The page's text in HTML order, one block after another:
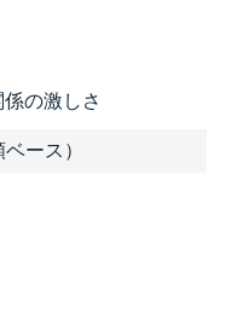
の激しさ
ース）